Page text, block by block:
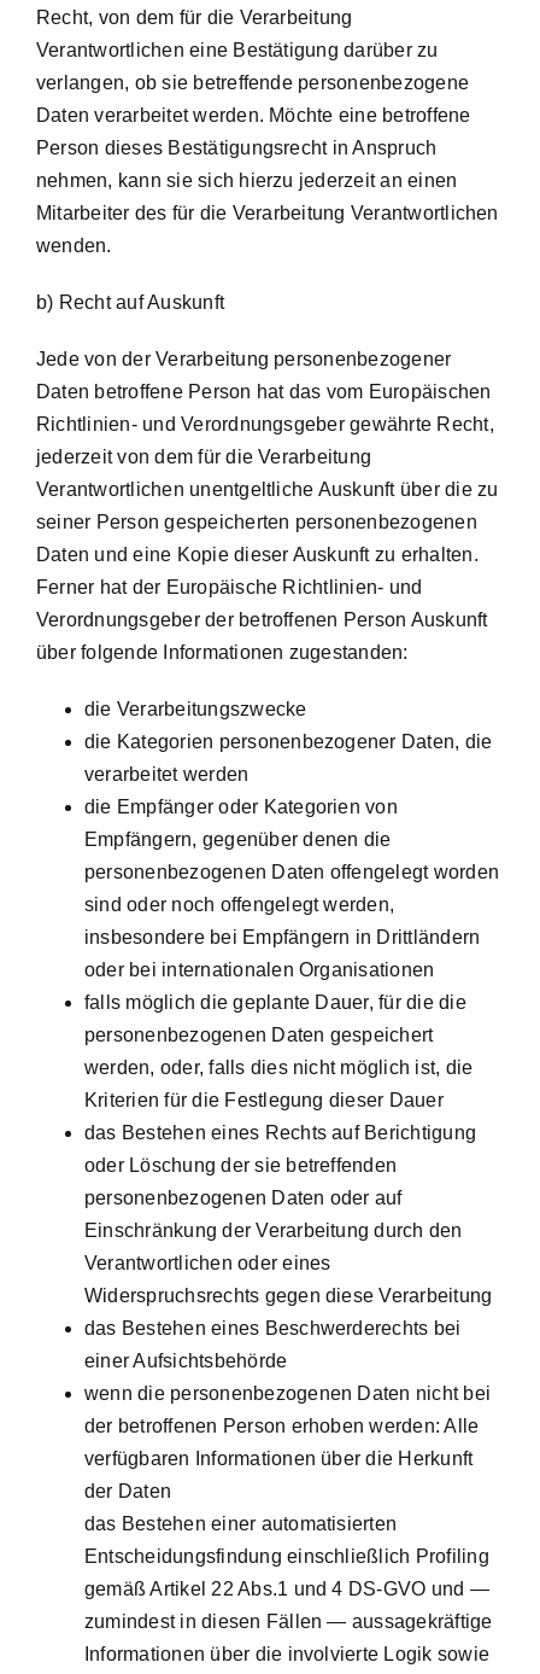
Recht, von dem für die Verarbeitung
Verantwortlichen eine Bestätigung darüber zu
verlangen, ob sie betreffende personenbezogene
Daten verarbeitet werden. Möchte eine betroffene
Person dieses Bestätigungsrecht in Anspruch
nehmen, kann sie sich hierzu jederzeit an einen
Mitarbeiter des für die Verarbeitung Verantwortlichen
wenden.
b) Recht auf Auskunft
Jede von der Verarbeitung personenbezogener
Daten betroffene Person hat das vom Europäischen
Richtlinien- und Verordnungsgeber gewährte Recht,
jederzeit von dem für die Verarbeitung
Verantwortlichen unentgeltliche Auskunft über die zu
seiner Person gespeicherten personenbezogenen
Daten und eine Kopie dieser Auskunft zu erhalten.
Ferner hat der Europäische Richtlinien- und
Verordnungsgeber der betroffenen Person Auskunft
über folgende Informationen zugestanden:
die Verarbeitungszwecke
die Kategorien personenbezogener Daten, die
verarbeitet werden
die Empfänger oder Kategorien von
Empfängern, gegenüber denen die
personenbezogenen Daten offengelegt worden
sind oder noch offengelegt werden,
insbesondere bei Empfängern in Drittländern
oder bei internationalen Organisationen
falls möglich die geplante Dauer, für die die
personenbezogenen Daten gespeichert
werden, oder, falls dies nicht möglich ist, die
Kriterien für die Festlegung dieser Dauer
das Bestehen eines Rechts auf Berichtigung
oder Löschung der sie betreffenden
personenbezogenen Daten oder auf
Einschränkung der Verarbeitung durch den
Verantwortlichen oder eines
Widerspruchsrechts gegen diese Verarbeitung
das Bestehen eines Beschwerderechts bei
einer Aufsichtsbehörde
wenn die personenbezogenen Daten nicht bei
der betroffenen Person erhoben werden: Alle
verfügbaren Informationen über die Herkunft
der Daten
das Bestehen einer automatisierten
Entscheidungsfindung einschließlich Profiling
gemäß Artikel 22 Abs.1 und 4 DS-GVO und —
zumindest in diesen Fällen — aussagekräftige
Informationen über die involvierte Logik sowie